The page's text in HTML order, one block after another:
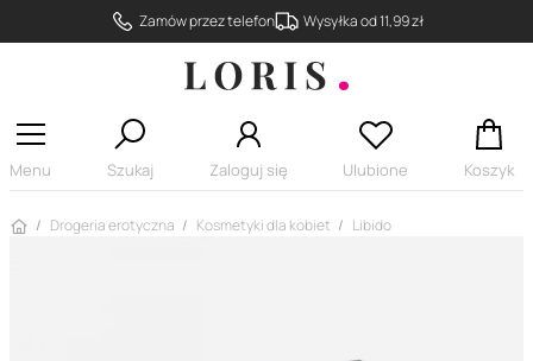
Zamów przez telefon Wysyłka od 11,99 zł
Menu Szukaj Zaloguj się Ulubione Koszyk
Strona główna
Drogeria erotyczna Kosmetyki dla kobiet Libido